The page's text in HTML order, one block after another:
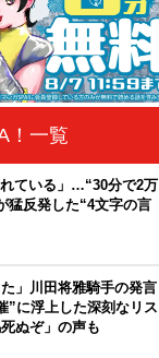
！一覧
れている」…“30分で2万
猛反発した“4文字の言
」川田将雅騎手の発言
に浮上した深刻なリス
ぬぞ」の声も